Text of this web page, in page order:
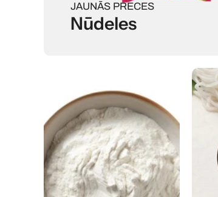
JAUNĀS PRECES
Nūdeles